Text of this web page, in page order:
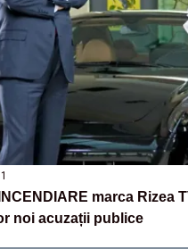
marca Rizea
noi acuzații publice